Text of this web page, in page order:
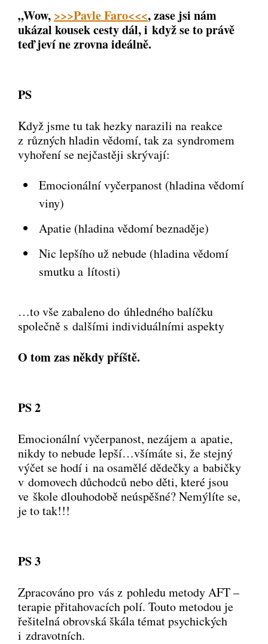
„Wow, >>>Pavle Faro<<<, zase jsi nám
ukázal kousek cesty dál, i když se to právě
teď jeví ne zrovna ideálně.
PS
Když jsme tu tak hezky narazili na reakce
z různých hladin vědomí, tak za syndromem
vyhoření se nejčastěji skrývají:
Emocionální vyčerpanost (hladina vědomí
viny)
Apatie (hladina vědomí beznaděje)
Nic lepšího už nebude (hladina vědomí
smutku a lítosti)
…to vše zabaleno do úhledného balíčku
společně s dalšími individuálními aspekty
O tom zas někdy příště.
PS 2
Emocionální vyčerpanost, nezájem a apatie,
nikdy to nebude lepší…všímáte si, že stejný
výčet se hodí i na osamělé dědečky a babičky
v domovech důchodců nebo děti, které jsou
ve škole dlouhodobě neúspěšné? Nemýlíte se,
je to tak!!!
PS 3
Zpracováno pro vás z pohledu metody AFT –
terapie přitahovacích polí. Touto metodou je
řešitelná obrovská škála témat psychických
i zdravotních.